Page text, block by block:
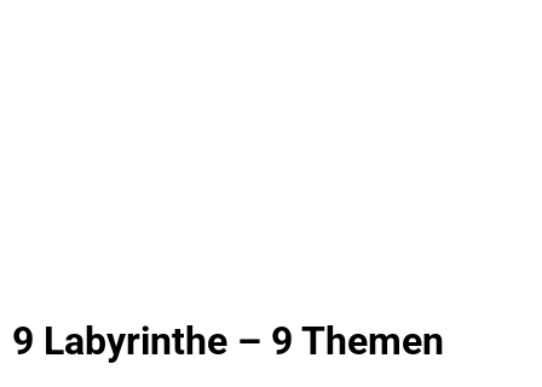
9 Labyrinthe – 9 Themen